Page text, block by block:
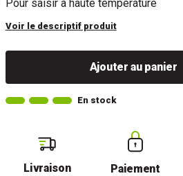
Pour saisir à haute température
Voir le descriptif produit
Ajouter au panier
En stock
Livraison
Paiement